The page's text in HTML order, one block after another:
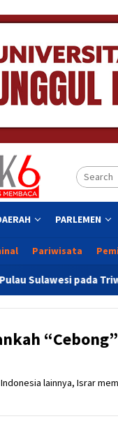
PARLEMEN
Pariwisata
II 2026
lainnya, Israr